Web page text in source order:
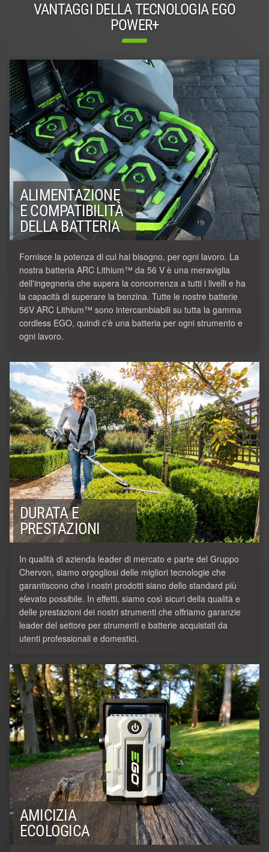
VANTAGGI DELLA TECNOLOGIA EGO
POWER+
ALIMENTAZIONE
E COMPATIBILITÀ
DELLA BATTERIA
Fornisce la potenza di cui hai bisogno, per ogni lavoro. La
nostra batteria ARC Lithium™ da 56 V è una meraviglia
dell'ingegneria che supera la concorrenza a tutti i livelli e ha
la capacità di superare la benzina. Tutte le nostre batterie
56V ARC Lithium™ sono intercambiabili su tutta la gamma
cordless EGO, quindi c'è una batteria per ogni strumento e
ogni lavoro.
DURATA E
PRESTAZIONI
In qualità di azienda leader di mercato e parte del Gruppo
Chervon, siamo orgogliosi delle migliori tecnologie che
garantiscono che i nostri prodotti siano dello standard più
elevato possibile. In effetti, siamo così sicuri della qualità e
delle prestazioni dei nostri strumenti che offriamo garanzie
leader del settore per strumenti e batterie acquistati da
utenti professionali e domestici.
AMICIZIA
ECOLOGICA